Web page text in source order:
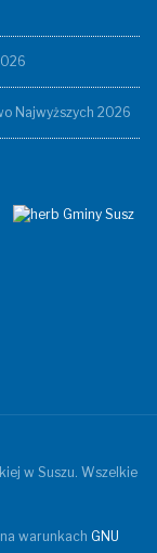
Najwyższych 2026
w Suszu. Wszelkie
warunkach GNU